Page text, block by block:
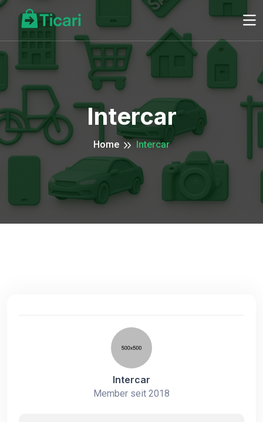
Intercar
Home Intercar
Intercar
Member seit 2018